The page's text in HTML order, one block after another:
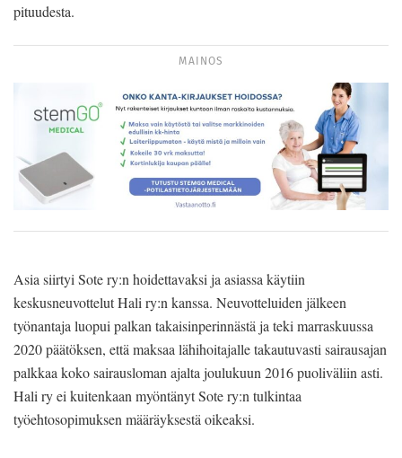
pituudesta.
MAINOS
Asia siirtyi Sote ry:n hoidettavaksi ja asiassa käytiin
keskusneuvottelut Hali ry:n kanssa. Neuvotteluiden jälkeen
työnantaja luopui palkan takaisinperinnästä ja teki marraskuussa
2020 päätöksen, että maksaa lähihoitajalle takautuvasti sairausajan
palkkaa koko sairausloman ajalta joulukuun 2016 puoliväliin asti.
Hali ry ei kuitenkaan myöntänyt Sote ry:n tulkintaa
työehtosopimuksen määräyksestä oikeaksi.